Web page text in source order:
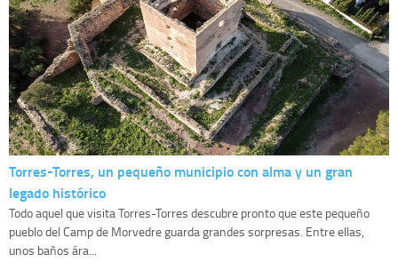
Torres-Torres, un pequeño municipio con alma y un gran
legado histórico
Todo aquel que visita Torres-Torres descubre pronto que este pequeño
pueblo del Camp de Morvedre guarda grandes sorpresas. Entre ellas,
unos baños ára...